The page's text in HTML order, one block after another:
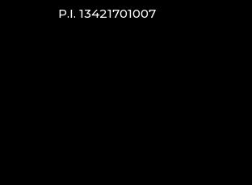
P.I. 13421701007